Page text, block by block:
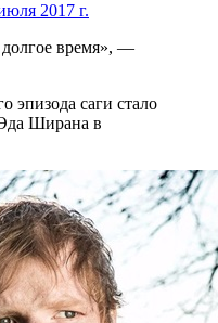
2017 г.
время», —
эпизода саги стало
Ширана в